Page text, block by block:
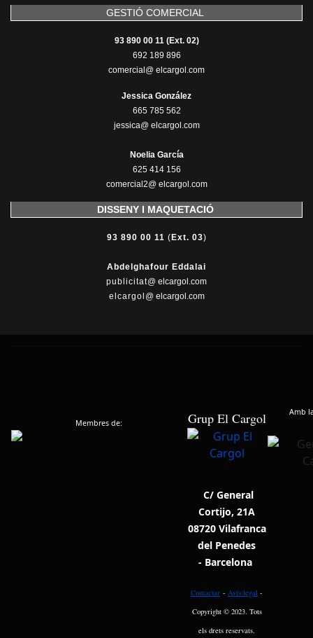
GESTIÓ COMERCIAL
93 890 00 11 (Ext. 02)
692 189 896
comercial@ elcargol.com
Jessica González
665 785 562
jessica@ elcargol.com
Noelia García
625 414 156
comercial2@ elcargol.com
DISSENY I MAQUETACIÓ
93 890 00 11 ( Ext. 03)
Abdelghafour Eddalai
publicitat@ elcargol.com
elcargol @ elcargol.com
Membres de: Grup El Cargol Amb
C/ General
Cortijo, 21A
08720 Vilafranca
del Penedes
- Barcelona
Contactar - Avís legal -
Copyright © 2023. Tots
els drets reservats.